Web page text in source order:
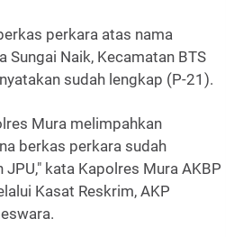
perkara atas nama
Sungai Naik, Kecamatan BTS
sudah lengkap (P-21).
Mura melimpahkan
berkas perkara sudah
kata Kapolres Mura AKBP
Kasat Reskrim, AKP